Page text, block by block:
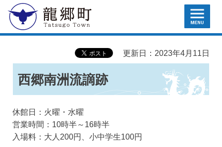
龍郷町 MENU
更新日：2023年4月11日
西郷南洲流謫跡
休館日：火曜・水曜
営業時間：10時半～16時半
入場料：大人200円、小中学生100円